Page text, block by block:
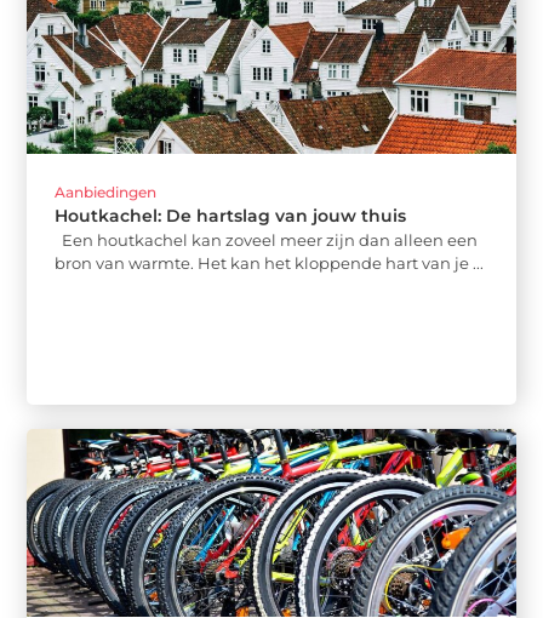
Aanbiedingen
Houtkachel: De hartslag van jouw thuis
Een houtkachel kan zoveel meer zijn dan alleen een
bron van warmte. Het kan het kloppende hart van je ...